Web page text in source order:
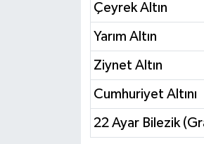
Çeyrek Altın
Yarım Altın
Ziynet Altın
Cumhuriyet Altını
22 Ayar Bilezik